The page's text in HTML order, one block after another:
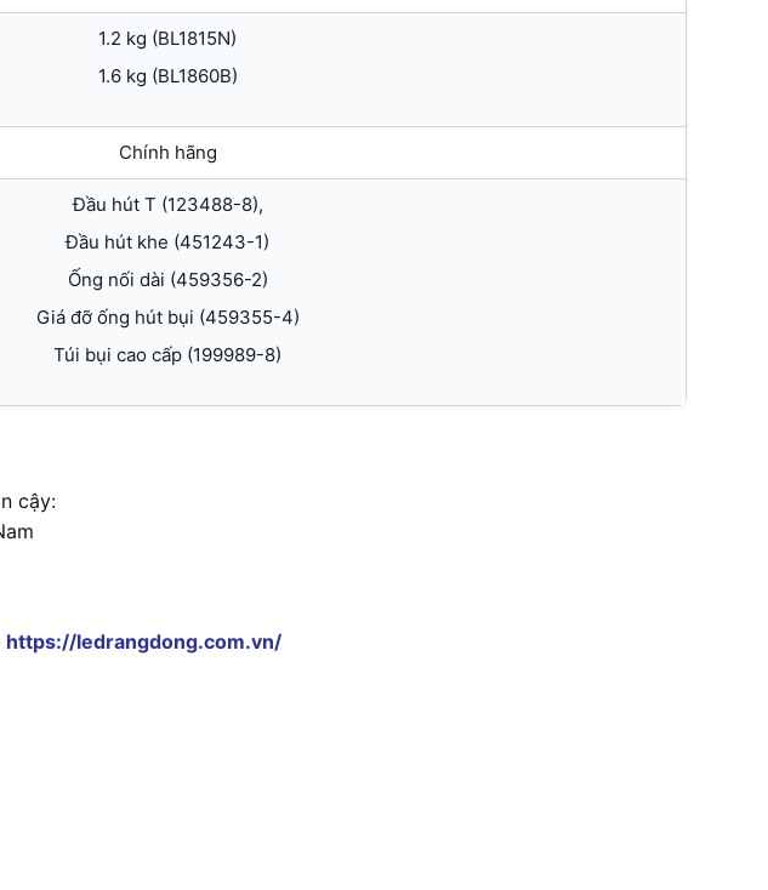
1.2 kg (BL1815N)
1.6 kg (BL1860B)
Chính hãng
Đầu hút T (123488-8),
Đầu hút khe (451243-1)
Ống nối dài (459356-2)
Giá đỡ ống hút bụi (459355-4)
Túi bụi cao cấp (199989-8)
cậy:
https://ledrangdong.com.vn/